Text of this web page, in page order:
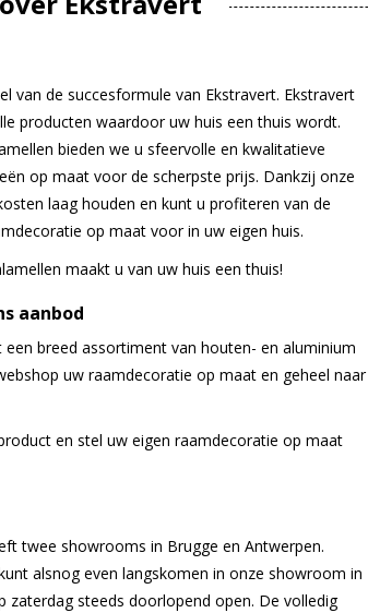
van de succesformule van Ekstravert. Ekstravert
producten waardoor uw huis een thuis wordt.
bieden we u sfeervolle en kwalitatieve
op maat voor de scherpste prijs. Dankzij onze
laag houden en kunt u profiteren van de
op maat voor in uw eigen huis.
maakt u van uw huis een thuis!
aanbod
breed assortiment van houten- en aluminium
uw raamdecoratie op maat en geheel naar
en stel uw eigen raamdecoratie op maat
twee showrooms in Brugge en Antwerpen.
alsnog even langskomen in onze showroom in
zaterdag steeds doorlopend open. De volledig